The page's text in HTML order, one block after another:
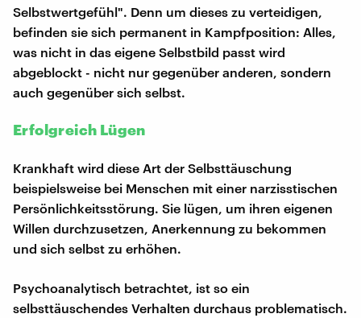
Selbstwertgefühl". Denn um dieses zu verteidigen,
befinden sie sich permanent in Kampfposition: Alles,
was nicht in das eigene Selbstbild passt wird
abgeblockt - nicht nur gegenüber anderen, sondern
auch gegenüber sich selbst.
Erfolgreich Lügen
Krankhaft wird diese Art der Selbsttäuschung
beispielsweise bei Menschen mit einer narzisstischen
Persönlichkeitsstörung. Sie lügen, um ihren eigenen
Willen durchzusetzen, Anerkennung zu bekommen
und sich selbst zu erhöhen.
Psychoanalytisch betrachtet, ist so ein
selbsttäuschendes Verhalten durchaus problematisch.